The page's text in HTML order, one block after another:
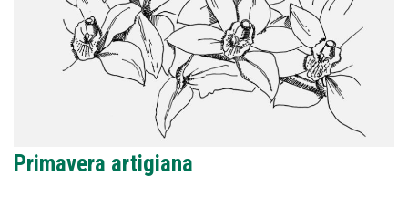
Primavera artigiana